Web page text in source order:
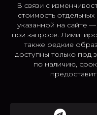
В связи с
стоимость
указанной на сайте
при запросе.
также редкие
доступны только под
по наличию,